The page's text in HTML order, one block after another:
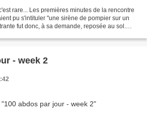
rare... Les premières minutes de la rencontre
pu s'intituler "une sirène de pompier sur un
fut donc, à sa demande, reposée au sol.
- week 2